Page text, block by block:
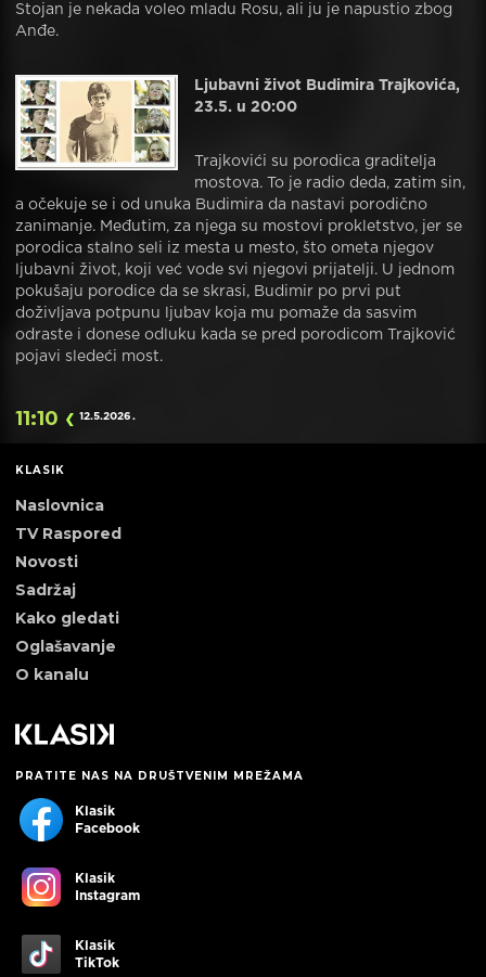
Stojan je nekada voleo mladu Rosu, ali ju je napustio zbog
Anđe.
Ljubavni život Budimira Trajkovića,
23.5. u 20:00
Trajkovići su porodica graditelja
mostova. To je radio deda, zatim sin,
a očekuje se i od unuka Budimira da nastavi porodično
zanimanje. Međutim, za njega su mostovi prokletstvo, jer se
porodica stalno seli iz mesta u mesto, što ometa njegov
ljubavni život, koji već vode svi njegovi prijatelji. U jednom
pokušaju porodice da se skrasi, Budimir po prvi put
doživljava potpunu ljubav koja mu pomaže da sasvim
odraste i donese odluku kada se pred porodicom Trajković
pojavi sledeći most.
11:10 12.5.2026 .
KLASIK
Naslovnica
TV Raspored
Novosti
Sadržaj
Kako gledati
Oglašavanje
O kanalu
PRATITE NAS NA DRUŠTVENIM MREŽAMA
Klasik
Facebook
Klasik
Instagram
Klasik
TikTok